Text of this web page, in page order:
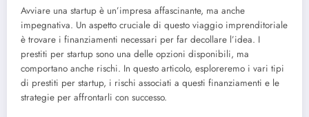
Avviare una startup è un’impresa affascinante, ma anche
impegnativa. Un aspetto cruciale di questo viaggio imprenditoriale
è trovare i finanziamenti necessari per far decollare l’idea. I
prestiti per startup sono una delle opzioni disponibili, ma
comportano anche rischi. In questo articolo, esploreremo i vari tipi
di prestiti per startup, i rischi associati a questi finanziamenti e le
strategie per affrontarli con successo.